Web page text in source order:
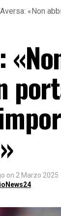
«Non
on 2 Marzo 2025